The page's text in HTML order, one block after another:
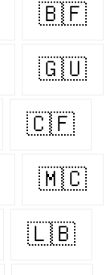
🇧🇫
🇬🇺
🇨🇫
🇲🇨
🇱🇧